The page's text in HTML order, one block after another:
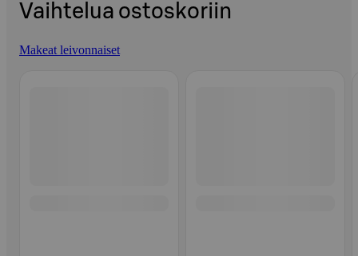
Vaihtelua ostoskoriin
Makeat leivonnaiset